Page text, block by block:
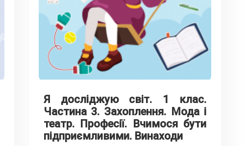
Я досліджую світ. 1 клас.
Частина 3. Захоплення. Мода і
театр. Професії. Вчимося бути
підприємливими. Винаходи